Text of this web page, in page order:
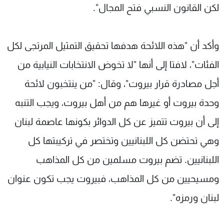
لكن القانون النسبي فتح المجال".
وأكد أن "هذه اللائحة هدفها تحقيق التمثيل المرتجى لكل
الفئات"، لافتا إلى أنها "لا تخوض الانتخابات النيابية من
أجل مصادرة قرار بيروت"، وقال: "من ينتخبون لائحة
وحدة بيروت أو غيرها هم من أهل بيروت، ويجب التنبه
إلى أن بيروت تتميز عن كل الدوائر بكونها عاصمة لبنان
وهي تحتضن كل اللبنانيين وتختصر في تركيبتها كل
اللبنانيين. تضم بيروت مسلمين من كل المذاهب
ومسيحيين من كل المذاهب، فبيروت يجب تكون عنوان
لبنان ورمزه".